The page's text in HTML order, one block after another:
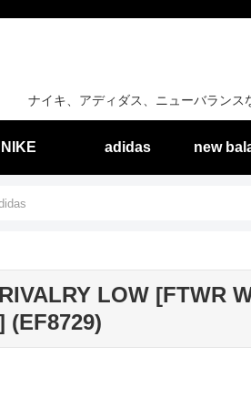
ナイキ、アディダス、ニューバラン
NIKE adidas new
LOW [FTWR
(EF8729)